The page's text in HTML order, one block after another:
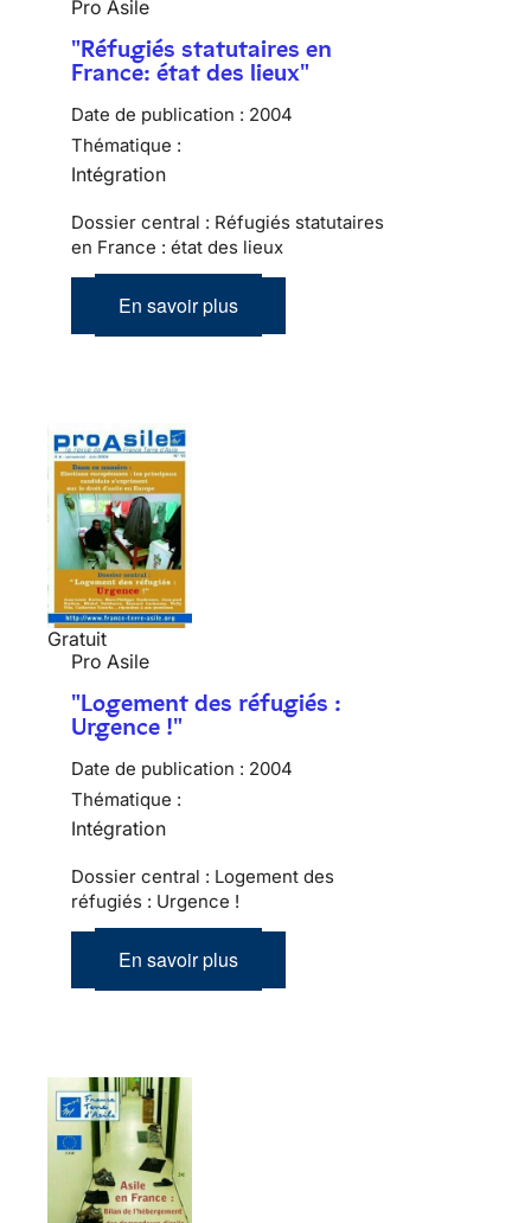
Pro Asile
"Réfugiés statutaires en
France: état des lieux"
Date de publication : 2004
Thématique :
Intégration
Dossier central : Réfugiés statutaires
en France : état des lieux
En savoir plus
Gratuit
Pro Asile
"Logement des réfugiés :
Urgence !"
Date de publication : 2004
Thématique :
Intégration
Dossier central : Logement des
réfugiés : Urgence !
En savoir plus